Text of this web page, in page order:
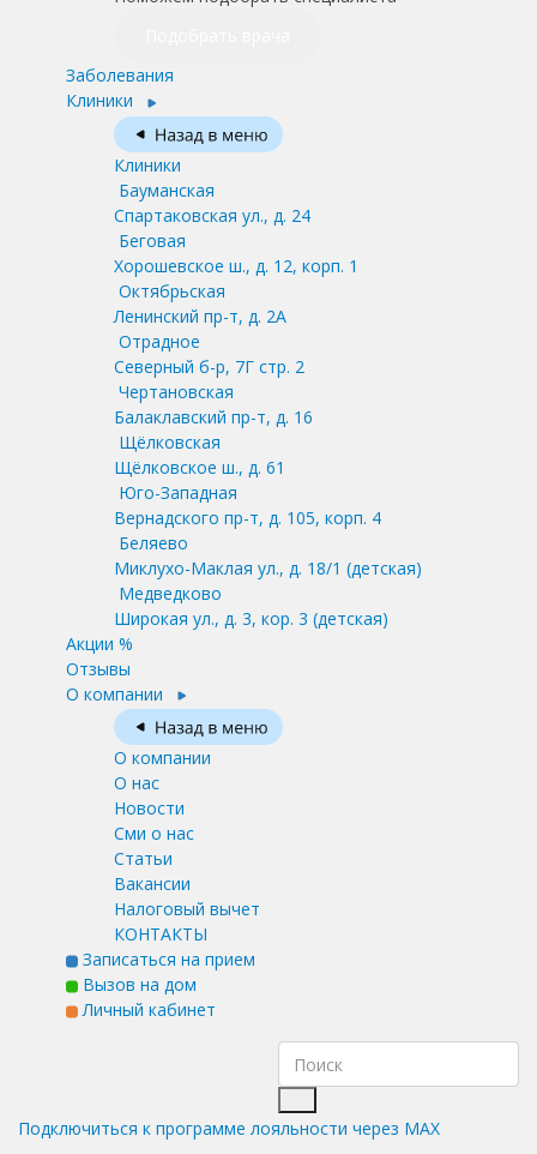
Заболевания
Клиники
Клиники
Бауманская
Спартаковская ул., д. 24
Беговая
Хорошевское ш., д. 12, корп. 1
Октябрьская
Ленинский пр-т, д. 2А
Отрадное
Северный б-р, 7Г стр. 2
Чертановская
Балаклавский пр-т, д. 16
Щёлковская
Щёлковское ш., д. 61
Юго-Западная
Вернадского пр-т, д. 105, корп. 4
Беляево
Миклухо-Маклая ул., д. 18/1 (детская)
Медведково
Широкая ул., д. 3, кор. 3 (детская)
Акции %
Отзывы
О компании
О компании
О нас
Новости
Сми о нас
Статьи
Вакансии
Налоговый вычет
КОНТАКТЫ
Записаться на прием
Вызов на дом
Личный кабинет
Подключиться к программе лояльности через MAX